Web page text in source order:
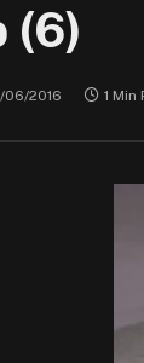
(6)
06/2016 1 Min